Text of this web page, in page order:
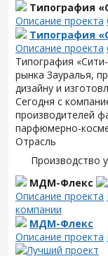
Типография
Описание проекта
Типография
Описание проекта
Типография
рынка Зауралья,
дизайну и
Сегодня с
производителей
парфюмерно-
Отрасль
Производство
МДМ-Флекс
Описание проекта
компании
МДМ-Флекс
Описание проекта